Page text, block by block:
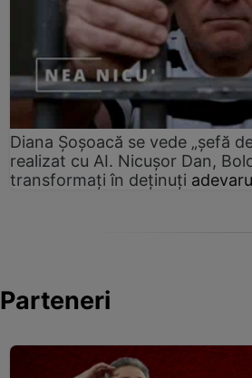
Diana Șoșoacă se vede „șefă
realizat cu AI. Nicușor Dan,
transformați în deținuți
Parteneri